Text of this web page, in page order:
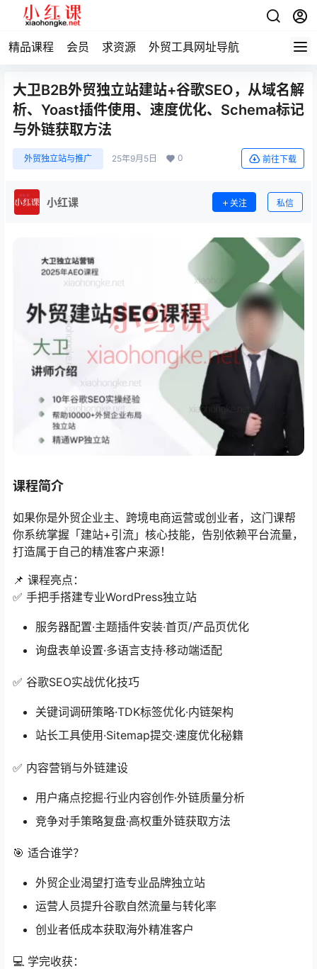
精品课程 会员 求资源 外贸工具网址导航
大卫B2B外贸独立站建站+谷歌SEO，从域名解
析、Yoast插件使用、速度优化、Schema标记
与外链获取方法
外贸独立站与推广 25年9月5日 0 前往下载
小红课 关注 私信
课程简介
如果你是外贸企业主、跨境电商运营或创业者，这门课帮
你系统掌握「建站+引流」核心技能，告别依赖平台流量，
打造属于自己的精准客户来源！
📌 课程亮点：
✅ 手把手搭建专业WordPress独立站
服务器配置·主题插件安装·首页/产品页优化
询盘表单设置·多语言支持·移动端适配
✅ 谷歌SEO实战优化技巧
关键词调研策略·TDK标签优化·内链架构
站长工具使用·Sitemap提交·速度优化秘籍
✅ 内容营销与外链建设
用户痛点挖掘·行业内容创作·外链质量分析
竞争对手策略复盘·高权重外链获取方法
🎯 适合谁学？
外贸企业渴望打造专业品牌独立站
运营人员提升谷歌自然流量与转化率
创业者低成本获取海外精准客户
💻 学完收获：